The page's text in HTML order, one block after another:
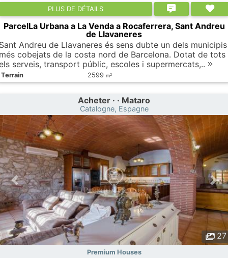
PLUS DE DÉTAILS
ParcelLa Urbana a La Venda a Rocaferrera, Sant Andreu
de Llavaneres
Andreu de Llavaneres és sens dubte un dels municipis
cobejats de la costa nord de Barcelona. Dotat de tots
serveis, transport públic, escoles i supermercats,..
Terrain 2599 m2
Acheter · · Mataro
Catalogne, Espagne
27
Premium Houses